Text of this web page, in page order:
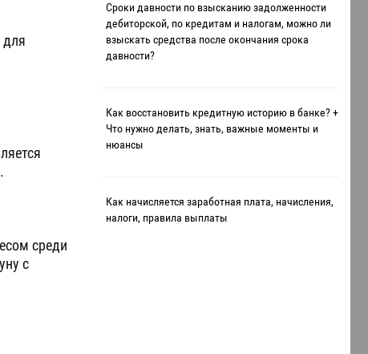
для
среди
с
Сроки давности по взысканию задолженности
дебиторской, по кредитам и налогам, можно ли
взыскать средства после окончания срока
давности?
Как восстановить кредитную историю в банке? +
Что нужно делать, знать, важные моменты и
нюансы
Как начисляется заработная плата, начисления,
налоги, правила выплаты